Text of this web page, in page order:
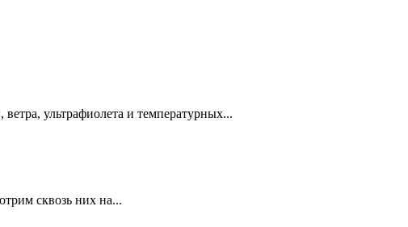
ультрафиолета и температурных...
сквозь них на...